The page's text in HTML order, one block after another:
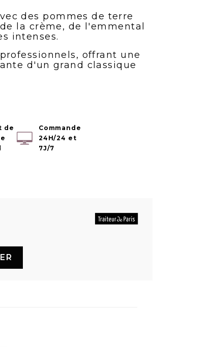
des pommes de terre
la crème, de l'emmental
intenses.
offrant une
d'un grand classique
de
Commande
24H/24 et
7J/7